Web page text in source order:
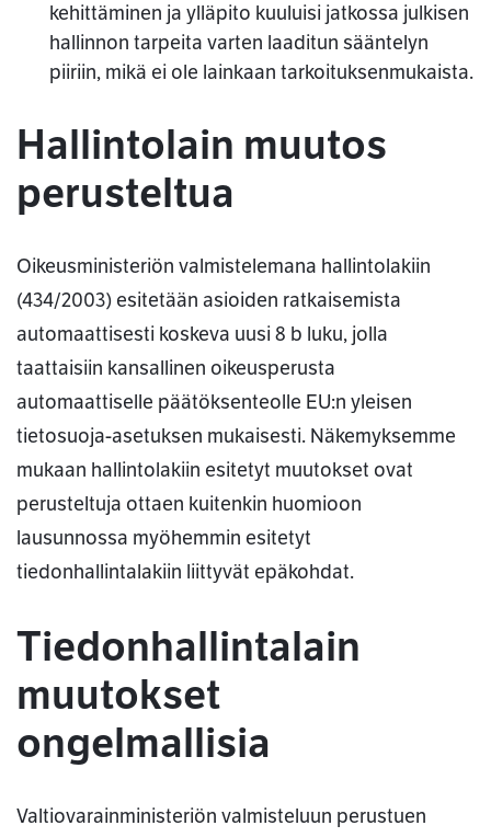
kehittäminen ja ylläpito kuuluisi jatkossa julkisen
hallinnon tarpeita varten laaditun sääntelyn
piiriin, mikä ei ole lainkaan tarkoituksenmukaista.
Hallintolain muutos
perusteltua
Oikeusministeriön valmistelemana hallintolakiin
(434/2003) esitetään asioiden ratkaisemista
automaattisesti koskeva uusi 8 b luku, jolla
taattaisiin kansallinen oikeusperusta
automaattiselle päätöksenteolle EU:n yleisen
tietosuoja-asetuksen mukaisesti. Näkemyksemme
mukaan hallintolakiin esitetyt muutokset ovat
perusteltuja ottaen kuitenkin huomioon
lausunnossa myöhemmin esitetyt
tiedonhallintalakiin liittyvät epäkohdat.
Tiedonhallintalain
muutokset
ongelmallisia
Valtiovarainministeriön valmisteluun perustuen